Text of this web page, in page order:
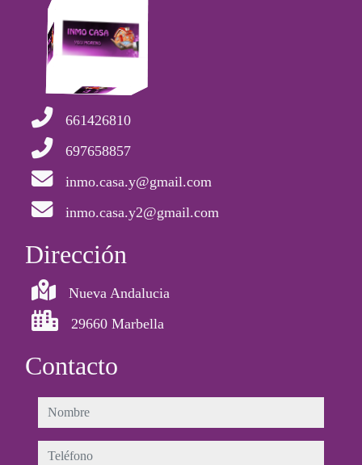
661426810
697658857
inmo.casa.y@gmail.com
inmo.casa.y2@gmail.com
Dirección
Nueva Andalucia
29660 Marbella
Contacto
nombre
teléfono